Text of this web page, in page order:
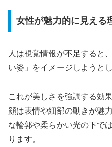
女性が魅力的に見える
人は視覚情報が不足すると
い姿」をイメージしようとし
これが美しさを強調する効
顔は表情や細部の動きが魅
な輪郭や柔らかい光の下で
ります。